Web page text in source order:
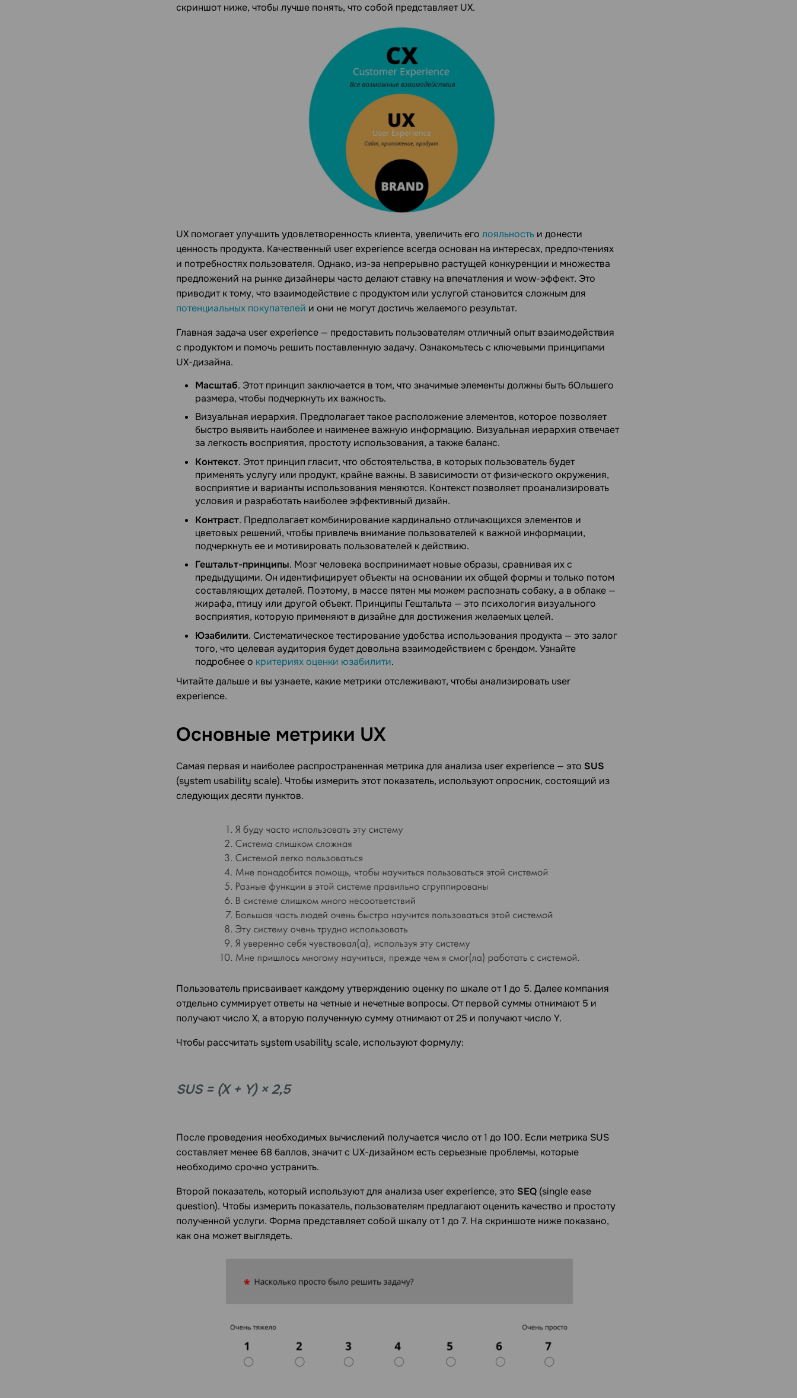
скриншот ниже, чтобы лучше понять, что собой представляет UX.
UX помогает улучшить удовлетворенность клиента, увеличить его лояльность и донести
ценность продукта. Качественный user experience всегда основан на интересах, предпочтениях
и потребностях пользователя. Однако, из-за непрерывно растущей конкуренции и множества
предложений на рынке дизайнеры часто делают ставку на впечатления и wow-эффект. Это
приводит к тому, что взаимодействие с продуктом или услугой становится сложным для
потенциальных покупателей и они не могут достичь желаемого результат.
Главная задача user experience — предоставить пользователям отличный опыт взаимодействия
с продуктом и помочь решить поставленную задачу. Ознакомьтесь с ключевыми принципами
UX-дизайна.
Масштаб. Этот принцип заключается в том, что значимые элементы должны быть бОльшего
размера, чтобы подчеркнуть их важность.
Визуальная иерархия. Предполагает такое расположение элементов, которое позволяет
быстро выявить наиболее и наименее важную информацию. Визуальная иерархия отвечает
за легкость восприятия, простоту использования, а также баланс.
Контекст. Этот принцип гласит, что обстоятельства, в которых пользователь будет
применять услугу или продукт, крайне важны. В зависимости от физического окружения,
восприятие и варианты использования меняются. Контекст позволяет проанализировать
условия и разработать наиболее эффективный дизайн.
Контраст. Предполагает комбинирование кардинально отличающихся элементов и
цветовых решений, чтобы привлечь внимание пользователей к важной информации,
подчеркнуть ее и мотивировать пользователей к действию.
Гештальт-принципы. Мозг человека воспринимает новые образы, сравнивая их с
предыдущими. Он идентифицирует объекты на основании их общей формы и только потом
составляющих деталей. Поэтому, в массе пятен мы можем распознать собаку, а в облаке —
жирафа, птицу или другой объект. Принципы Гештальта — это психология визуального
восприятия, которую применяют в дизайне для достижения желаемых целей.
Юзабилити. Систематическое тестирование удобства использования продукта — это залог
того, что целевая аудитория будет довольна взаимодействием с брендом. Узнайте
подробнее о критериях оценки юзабилити.
Читайте дальше и вы узнаете, какие метрики отслеживают, чтобы анализировать user
experience.
Основные метрики UX
Самая первая и наиболее распространенная метрика для анализа user experience — это SUS
(system usability scale). Чтобы измерить этот показатель, используют опросник, состоящий из
следующих десяти пунктов.
Пользователь присваивает каждому утверждению оценку по шкале от 1 до 5. Далее компания
отдельно суммирует ответы на четные и нечетные вопросы. От первой суммы отнимают 5 и
получают число Х, а вторую полученную сумму отнимают от 25 и получают число Y.
Чтобы рассчитать system usability scale, используют формулу:
SUS = (X + Y) × 2,5
После проведения необходимых вычислений получается число от 1 до 100. Если метрика SUS
составляет менее 68 баллов, значит с UX-дизайном есть серьезные проблемы, которые
необходимо срочно устранить.
Второй показатель, который используют для анализа user experience, это SEQ (single ease
question). Чтобы измерить показатель, пользователям предлагают оценить качество и простоту
полученной услуги. Форма представляет собой шкалу от 1 до 7. На скриншоте ниже показано,
как она может выглядеть.